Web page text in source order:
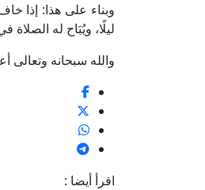
وبناء على هذا: إذا
ليلًا، ويُبَاح له
والله سبحانه وتعالى
اقرأ أيضا :